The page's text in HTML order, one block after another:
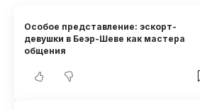
Особое представление: эскорт-
девушки в Беэр-Шеве как мастера
общения